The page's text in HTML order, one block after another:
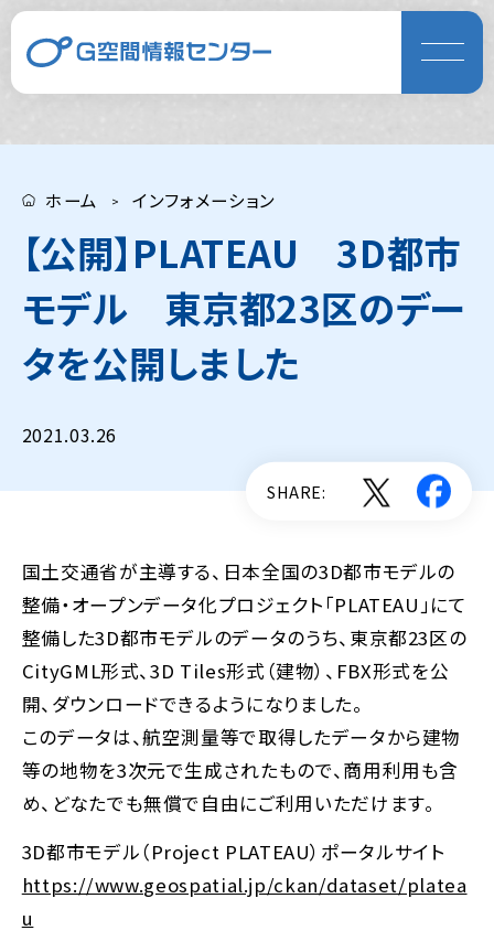
ホーム インフォメーション
【公開】PLATEAU 3D都市
モデル 東京都23区のデー
タを公開しました
2021.03.26
SHARE:
国土交通省が主導する、日本全国の3D都市モデルの
整備・オープンデータ化プロジェクト「PLATEAU」にて
整備した3D都市モデルのデータのうち、東京都23区の
CityGML形式、3D Tiles形式（建物）、FBX形式を公
開、ダウンロードできるようになりました。
このデータは、航空測量等で取得したデータから建物
等の地物を3次元で生成されたもので、商用利用も含
め、どなたでも無償で自由にご利用いただけます。
3D都市モデル（Project PLATEAU）ポータルサイト
https://www.geospatial.jp/ckan/dataset/platea
u